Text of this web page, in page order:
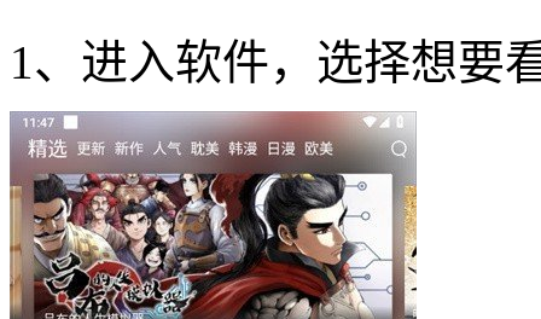
1、进入软件，选择想要